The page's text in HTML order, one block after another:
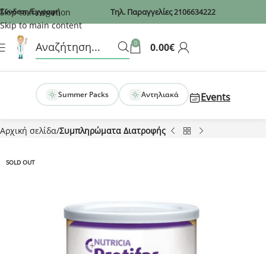
Recaptcha
Skip to navigation
Skip to main content
Σύνδεση/Εγγραφή Τηλ. Παραγγελίες2106634222
0 0.00€
Summer Packs Αντηλιακά Events
Αρχική σελίδα Συμπληρώματα Διατροφής
SOLD OUT